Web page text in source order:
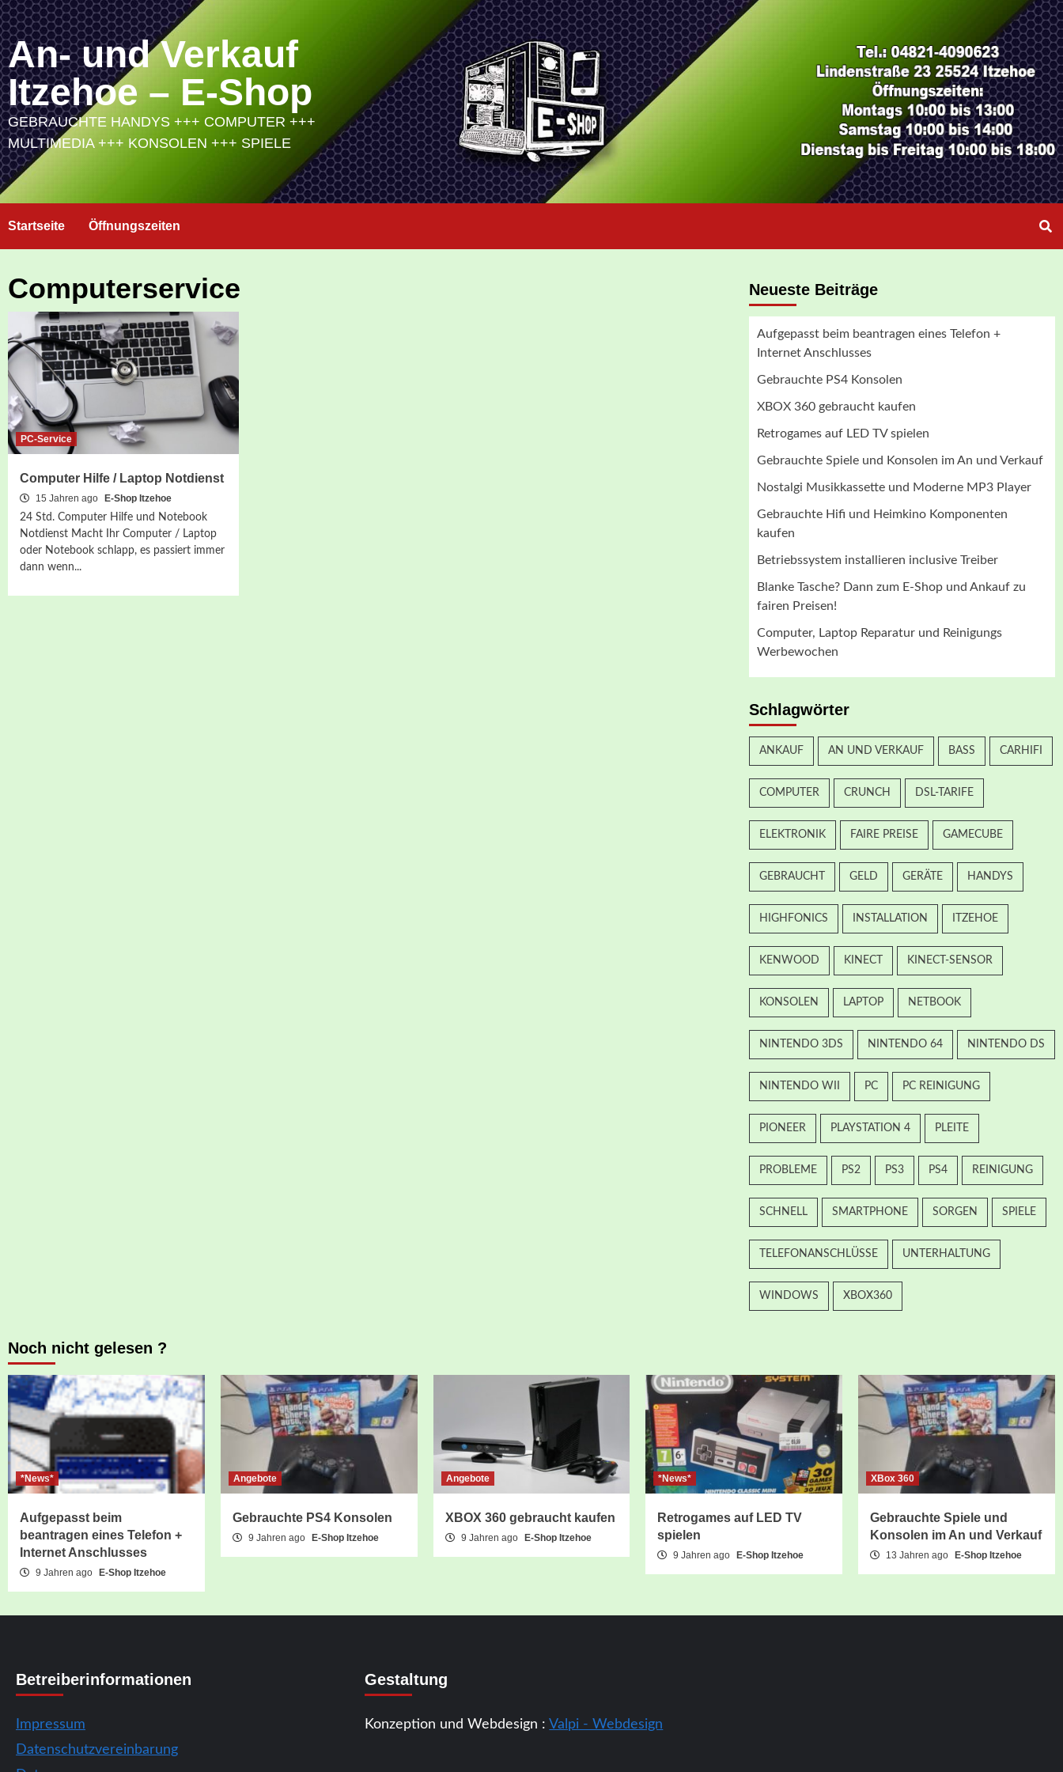
Skip
to
content
An- und Verkauf
Itzehoe – E-Shop
GEBRAUCHTE HANDYS +++ COMPUTER +++
MULTIMEDIA +++ KONSOLEN +++ SPIELE
Startseite Öffnungszeiten
Computerservice
PC-Service
Computer Hilfe / Laptop Notdienst
15 Jahren ago
E-Shop Itzehoe
24 Std. Computer Hilfe und Notebook
Notdienst Macht Ihr Computer / Laptop
oder Notebook schlapp, es passiert immer
dann wenn...
Neueste Beiträge
Aufgepasst beim beantragen eines Telefon +
Internet Anschlusses
Gebrauchte PS4 Konsolen
XBOX 360 gebraucht kaufen
Retrogames auf LED TV spielen
Gebrauchte Spiele und Konsolen im An und Verkauf
Nostalgi Musikkassette und Moderne MP3 Player
Gebrauchte Hifi und Heimkino Komponenten
kaufen
Betriebssystem installieren inclusive Treiber
Blanke Tasche? Dann zum E-Shop und Ankauf zu
fairen Preisen!
Computer, Laptop Reparatur und Reinigungs
Werbewochen
Schlagwörter
ANKAUF AN UND VERKAUF BASS CARHIFI
COMPUTER CRUNCH DSL-TARIFE
ELEKTRONIK FAIRE PREISE GAMECUBE
GEBRAUCHT GELD GERÄTE HANDYS
HIGHFONICS INSTALLATION ITZEHOE
KENWOOD KINECT KINECT-SENSOR
KONSOLEN LAPTOP NETBOOK
NINTENDO 3DS NINTENDO 64 NINTENDO DS
NINTENDO WII PC PC REINIGUNG
PIONEER PLAYSTATION 4 PLEITE
PROBLEME PS2 PS3 PS4 REINIGUNG
SCHNELL SMARTPHONE SORGEN SPIELE
TELEFONANSCHLÜSSE UNTERHALTUNG
WINDOWS XBOX360
Noch nicht gelesen ?
*News*
Aufgepasst beim
beantragen eines Telefon +
Internet Anschlusses
9 Jahren ago E-Shop Itzehoe
Angebote
Gebrauchte PS4 Konsolen
9 Jahren ago E-Shop Itzehoe
Angebote
XBOX 360 gebraucht kaufen
9 Jahren ago E-Shop Itzehoe
*News*
Retrogames auf LED TV
spielen
9 Jahren ago E-Shop Itzehoe
XBox 360
Gebrauchte Spiele und
Konsolen im An und Verkauf
13 Jahren ago E-Shop Itzehoe
Betreiberinformationen
Impressum
Datenschutzvereinbarung
Gestaltung
Konzeption und Webdesign :Valpi - Webdesign